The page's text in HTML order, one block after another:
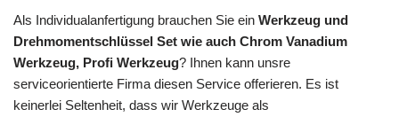
Als Individualanfertigung brauchen Sie ein Werkzeug und
Drehmomentschlüssel Set wie auch Chrom Vanadium
Werkzeug, Profi Werkzeug? Ihnen kann unsre
serviceorientierte Firma diesen Service offerieren. Es ist
keinerlei Seltenheit, dass wir Werkzeuge als